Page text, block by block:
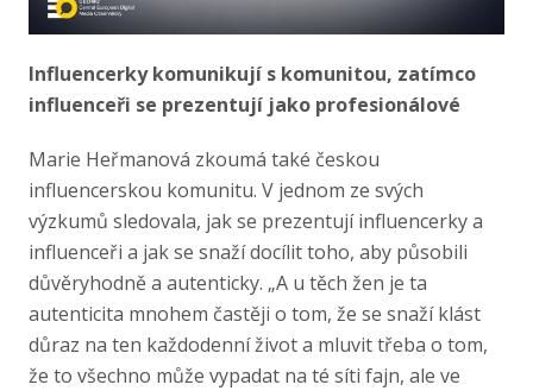
Influencerky komunikují s komunitou, zatímco
influenceři se prezentují jako profesionálové
Marie Heřmanová zkoumá také českou
influencerskou komunitu. V jednom ze svých
výzkumů sledovala, jak se prezentují influencerky a
influenceři a jak se snaží docílit toho, aby působili
důvěryhodně a autenticky. „A u těch žen je ta
autenticita mnohem častěji o tom, že se snaží klást
důraz na ten každodenní život a mluvit třeba o tom,
že to všechno může vypadat na té síti fajn, ale ve